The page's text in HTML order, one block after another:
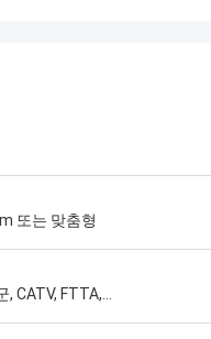
로
Kocent Optec
또는 맞춤형
CATV, FTTA,...